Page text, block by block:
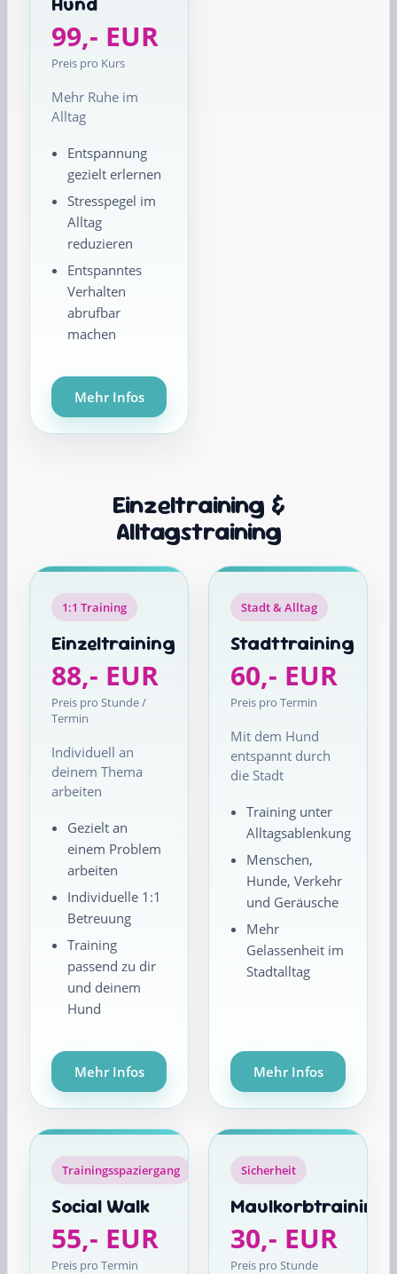
99,- EUR
Preis pro Kurs
Mehr Ruhe im
Alltag
Entspannung
gezielt erlernen
Stresspegel im
Alltag
reduzieren
Entspanntes
Verhalten
abrufbar
machen
Mehr Infos
Einzeltraining &
Alltagstraining
1:1 Training
Einzeltraining
88,- EUR
Preis pro Stunde /
Termin
Individuell an
deinem Thema
arbeiten
Gezielt an
einem Problem
arbeiten
Individuelle 1:1
Betreuung
Training
passend zu dir
und deinem
Hund
Mehr Infos
Stadt & Alltag
Stadttraining
60,- EUR
Preis pro Termin
Mit dem Hund
entspannt durch
die Stadt
Training unter
Alltagsablenkung
Menschen,
Hunde, Verkehr
und Geräusche
Mehr
Gelassenheit im
Stadtalltag
Mehr Infos
Trainingsspaziergang
Social Walk
55,- EUR
Preis pro Termin
Sicherheit
Maulkorbtraining
30,- EUR
Preis pro Stunde